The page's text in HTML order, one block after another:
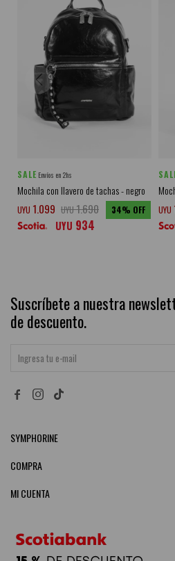
SALE Envíos en 2hs
Mochila con llavero de tachas - negro
UYU 1.099 UYU1.690 34
UYU 934
UYU
Suscríbete a nuestra
de descuento.
 
SYMPHORINE
MI CUENTA
COMPRA